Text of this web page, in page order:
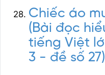
Chiếc áo
(Bài đọc
tiếng Việt
3 - đề số 27)